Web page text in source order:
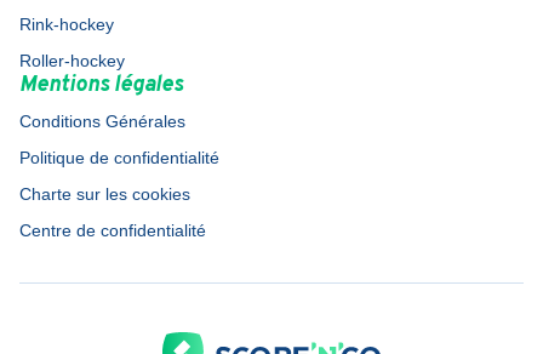
Rink-hockey
Roller-hockey
Mentions légales
Conditions Générales
Politique de confidentialité
Charte sur les cookies
Centre de confidentialité